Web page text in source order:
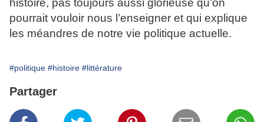
histoire, pas toujours aussi glorieuse qu’on
pourrait vouloir nous l’enseigner et qui explique
les méandres de notre vie politique actuelle.
#politique #histoire #littérature
Partager